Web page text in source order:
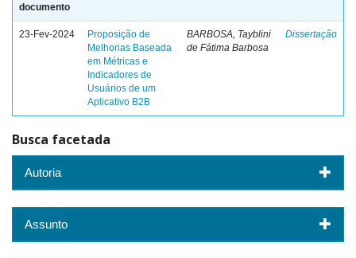
documento
23-Fev-2024
Proposição de
Melhorias Baseada
em Métricas e
Indicadores de
Usuários de um
Aplicativo B2B
BARBOSA, Tayblini
de Fátima Barbosa
Dissertação
Busca facetada
Autoria
Assunto